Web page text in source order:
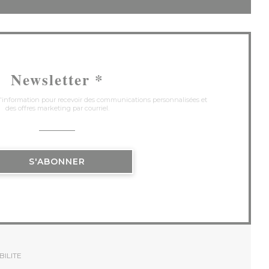
Newsletter *
pour recevoir des communications personnalisées et
des offres marketing par courriel.
S'ABONNER
FENÊTRE))UNE NOUVELLE FENÊTRE))